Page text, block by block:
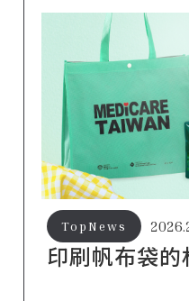
印刷帆布袋的
哪種材質最
TopNews